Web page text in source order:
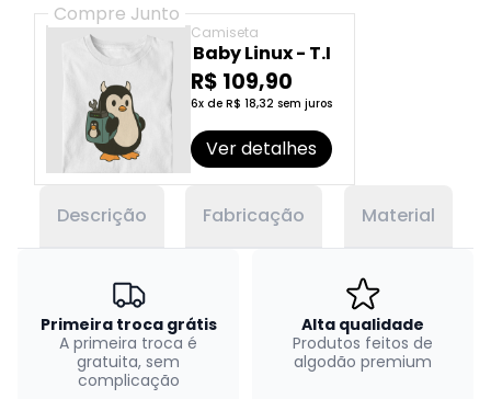
Compre Junto
Camiseta
Baby Linux - T.I
R$ 109,90
6x de R$ 18,32 sem juros
Ver detalhes
Descrição Fabricação Material
Primeira troca grátis
A primeira troca é
gratuita, sem
complicação
Alta qualidade
Produtos feitos de
algodão premium